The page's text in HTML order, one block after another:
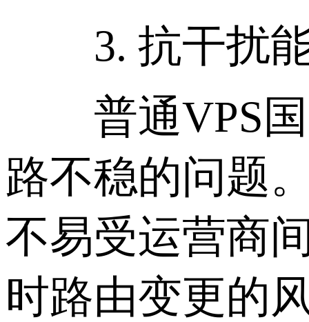
3. 抗干扰能
普通VPS国
路不稳的问题
不易受运营商
时路由变更的